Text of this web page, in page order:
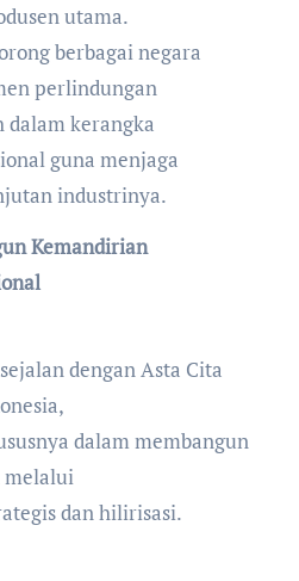
utama.
berbagai negara
perlindungan
dalam kerangka
guna menjaga
industrinya.
Kemandirian
dengan Asta Cita
dalam membangun
melalui
dan hilirisasi.